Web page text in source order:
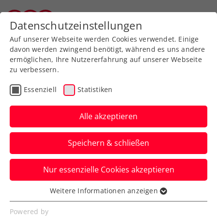
Zurück zur Newsübersicht
Rollstuhltennis
Rollstuhltennis: Taucher
reist zu den US Open
Österreichs erst 14-jährige
Nachwuchshoffnung hat sich für den
Juniorenbewerb in New York qualifiziert.
Verfasst von: , 30.08.2022
Datenschutzeinstellungen
Auf unserer Webseite werden Cookies verwendet. Einige
davon werden zwingend benötigt, während es uns andere
ermöglichen, Ihre Nutzererfahrung auf unserer Webseite
zu verbessern.
Essenziell Statistiken
Alle akzeptieren
Speichern & schließen
Nur essenzielle Cookies akzeptieren
Essenziell
Essenzielle Cookies werden für grundlegende
Weitere Informationen anzeigen
Powered by